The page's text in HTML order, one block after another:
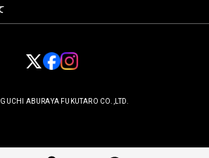
号その他会員登録の届出内容に変更があった場
の方法において登録情報の変更手続きを行ってく
たことで会員が不利益を被ったとしても、当社は
ないものとします。
ABURAYA FUKUTARO CO.,LTD.